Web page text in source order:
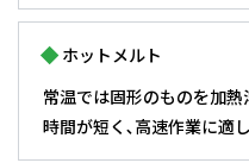
ホットメルト
常温では固形のものを加
時間が短く､高速作業に適